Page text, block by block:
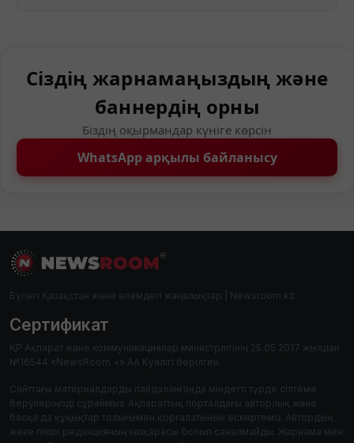
Сіздің жарнамаңыздың және
баннердің орны
Біздің оқырмандар күніге көрсін
WhatsApp арқылы байланысу
Бүгінгі Қазақстан және әлемдегі жаңалықтар | Newsroom.kz
Сертификат
ҚР Ақпарат және коммуникациялар министрлігінің 25.05.2017 жылдан
№16544 «NewsRoom +» АА Куәлігі берілген.
Сайттағы материалдарды пайдаланғанда міндетті түрде сілтеме
берулеріңізді сұраймыз. Ақпараттық порталдағы авторлық және
басқа да құқықтар толығымен қорғалатынын ескертеміз. Автордың
жеке пікірі редакцияның көзқарасы болып саналмайды. Жарнама мен